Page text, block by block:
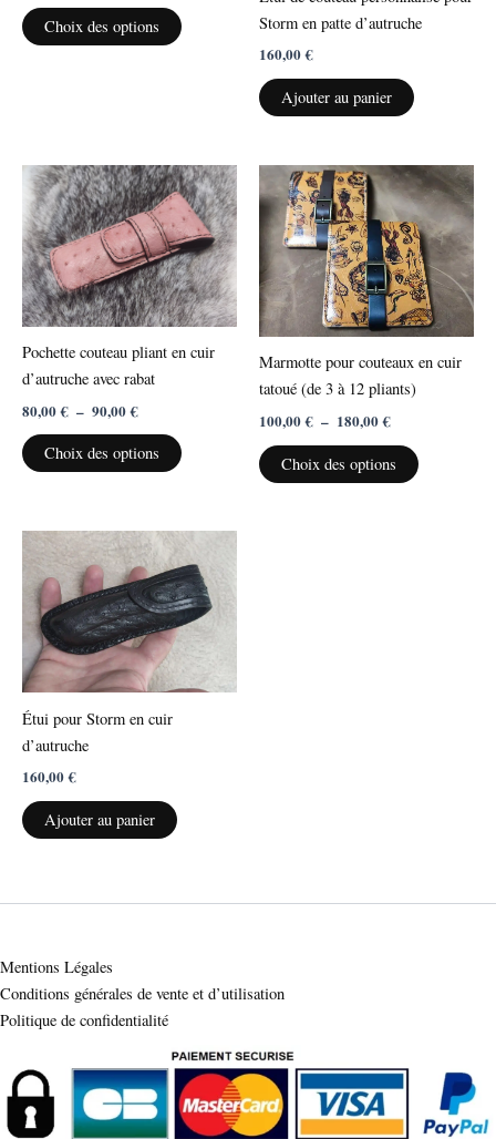
Choix des options
sur
Storm en patte d’autruche
160,00€
Ajouter au panier
Pochette couteau pliant en cuir
d’autruche avec rabat
80,00€ – 90,00€
Plage
de
prix :
80,00 €
à
90,00 €
Choix des options
Ce
produit
a
plusieurs
variations.
Les
peuvent
sur
produit
Marmotte pour couteaux en cuir
tatoué (de 3 à 12 pliants)
100,00€ – 180,00€
Plage
de
prix :
100,00 €
à
180,00 €
Choix des options
Ce
produit
a
plusieurs
variations.
Les
options
peuvent
la
Étui pour Storm en cuir
d’autruche
160,00€
Ajouter au panier
Mentions Légales
Conditions générales de vente et d’utilisation
Politique de confidentialité